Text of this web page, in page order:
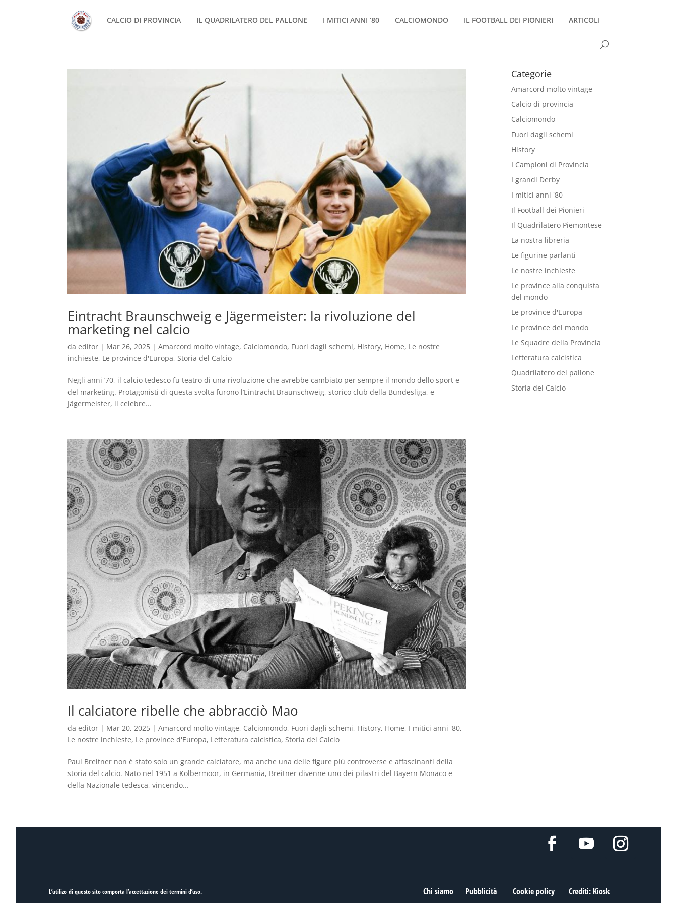
CALCIO DI PROVINCIA IL QUADRILATERO DEL PALLONE I MITICI ANNI ’80 CALCIOMONDO IL FOOTBALL DEI PIONIERI ARTICOLI
Eintracht Braunschweig e Jägermeister: la rivoluzione del
marketing nel calcio
daeditor | Mar 26, 2025 |Amarcord molto vintage, Calciomondo, Fuori dagli schemi, History, Home, Le nostre
inchieste, Le province d'Europa,Storia del Calcio
Negli anni ’70, il calcio tedesco fu teatro di una rivoluzione che avrebbe cambiato per sempre il mondo dello sport e
del marketing. Protagonisti di questa svolta furono l’Eintracht Braunschweig, storico club della Bundesliga, e
Jägermeister, il celebre...
Il calciatore ribelle che abbracciò Mao
daeditor | Mar 20, 2025 |Amarcord molto vintage, Calciomondo, Fuori dagli schemi, History, Home, I mitici anni '80,
Le nostre inchieste, Le province d'Europa, Letteratura calcistica,Storia del Calcio
Paul Breitner non è stato solo un grande calciatore, ma anche una delle figure più controverse e affascinanti della
storia del calcio. Nato nel 1951 a Kolbermoor, in Germania, Breitner divenne uno dei pilastri del Bayern Monaco e
della Nazionale tedesca, vincendo...
Categorie
Amarcord molto vintage
Calcio di provincia
Calciomondo
Fuori dagli schemi
History
I Campioni di Provincia
I grandi Derby
I mitici anni '80
Il Football dei Pionieri
Il Quadrilatero Piemontese
La nostra libreria
Le figurine parlanti
Le nostre inchieste
Le province alla conquista
del mondo
Le province d'Europa
Le province del mondo
Le Squadre della Provincia
Letteratura calcistica
Quadrilatero del pallone
Storia del Calcio
L’utilizo di questo sito comporta l’accettazione deitermini d’uso. Chi siamo Pubblicità Cookie policy Crediti: Kiosk